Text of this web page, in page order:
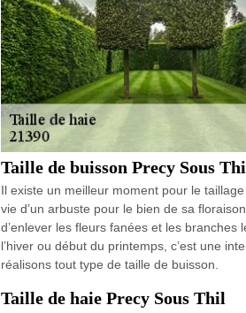
Taille de buisson Precy Sous
Il existe un meilleur moment pour le
vie d’un arbuste pour le bien de sa
d’enlever les fleurs fanées et les
l’hiver ou début du printemps, c’est une
réalisons tout type de taille de buisson.
Taille de haie Precy Sous Thil